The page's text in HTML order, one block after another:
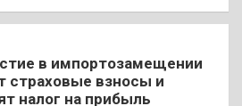
в импортозамещении
страховые взносы и
налог на прибыль